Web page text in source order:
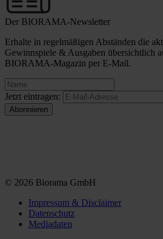
Der BIORAMA-Newsletter
Erhalte in regelmäßigen Abständen die
Gewinnspiele & Ausgaben übersichtlich
BIORAMA-Magazin per E-Mail.
Jetzt eintragen:
© 2026 Biorama GmbH
Impressum & Disclaimer
Datenschutz
Mediadaten